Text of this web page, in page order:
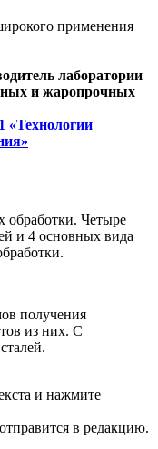
лаборатории
и жаропрочных
обработки. Четыре
и 4 основных вида
получения
из них. С
и нажмите
в редакцию.